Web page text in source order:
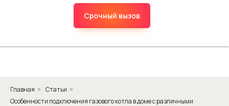
Срочный вызов
Главная » Статьи »
Особенности подключения газового котла в доме с различными